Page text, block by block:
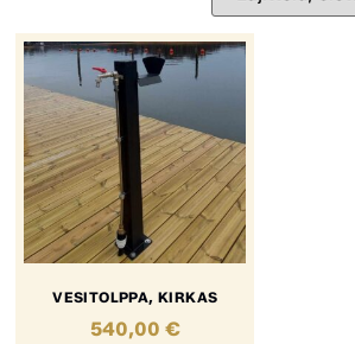
VESITOLPPA, KIRKAS
540,00 €